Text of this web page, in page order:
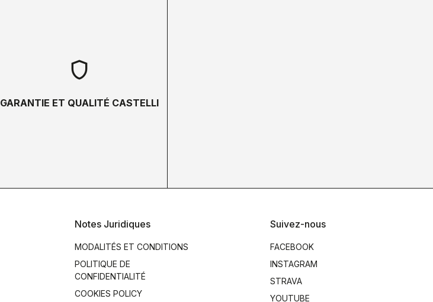
shield
GARANTIE ET QUALITÉ CASTELLI
Notes Juridiques
MODALITÉS ET CONDITIONS
POLITIQUE DE
CONFIDENTIALITÉ
COOKIES POLICY
Suivez-nous
FACEBOOK
INSTAGRAM
STRAVA
YOUTUBE